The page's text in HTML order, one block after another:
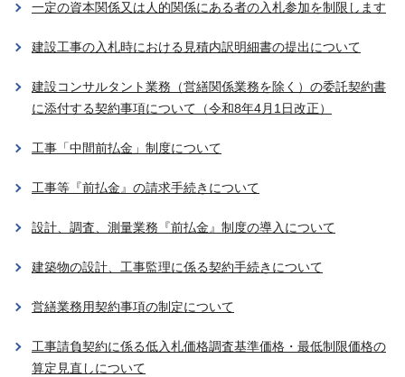
一定の資本関係又は人的関係にある者の入札参加を制限します
建設工事の入札時における見積内訳明細書の提出について
建設コンサルタント業務（営繕関係業務を除く）の委託契約書
に添付する契約事項について（令和8年4月1日改正）
工事「中間前払金」制度について
工事等『前払金』の請求手続きについて
設計、調査、測量業務『前払金』制度の導入について
建築物の設計、工事監理に係る契約手続きについて
営繕業務用契約事項の制定について
工事請負契約に係る低入札価格調査基準価格・最低制限価格の
算定見直しについて